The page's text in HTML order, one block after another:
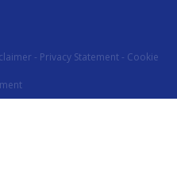
- Privacy Statement - Cookie